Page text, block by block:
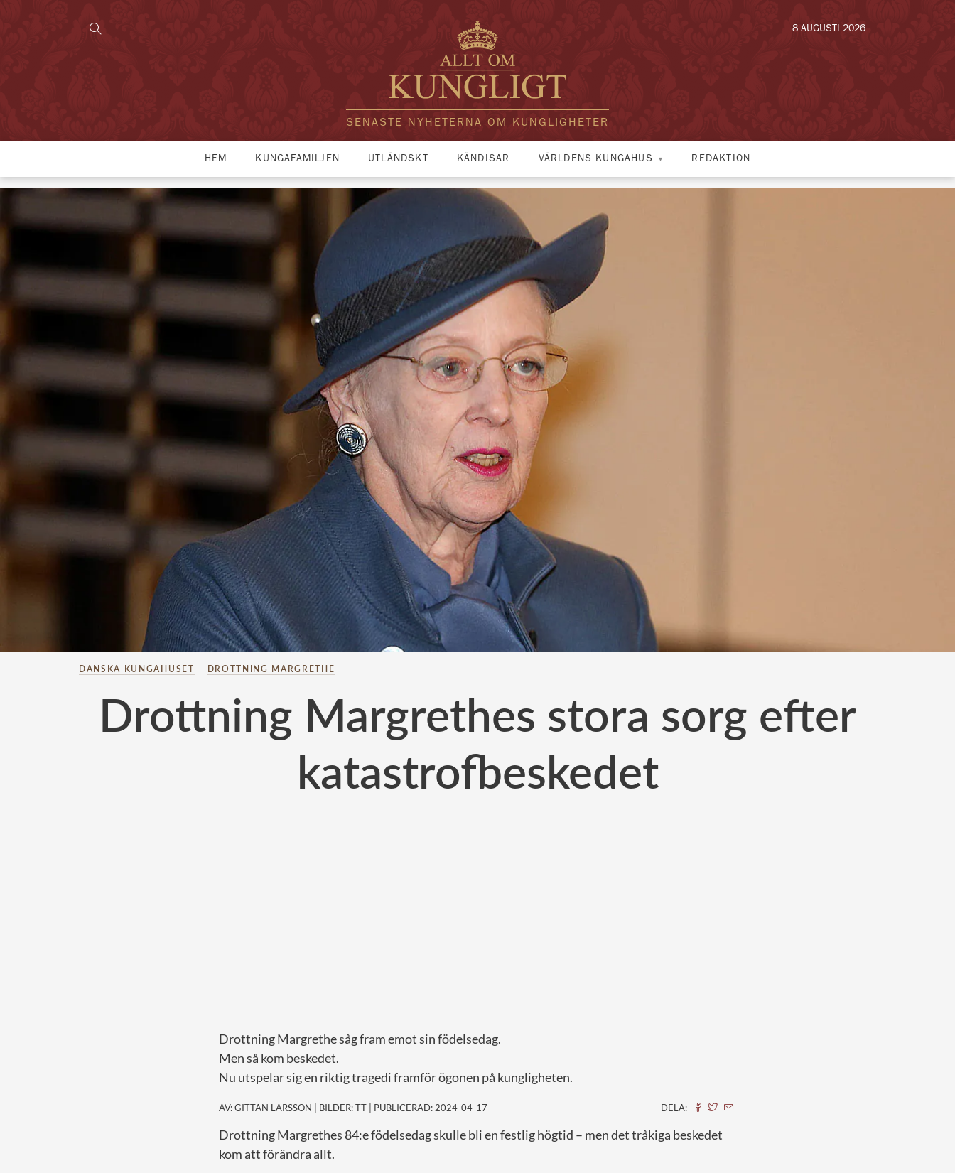
SENASTE NYHETERNA OM KUNGLIGHETER
8 AUGUSTI 2026
HEM KUNGAFAMILJEN UTLÄNDSKT KÄNDISAR VÄRLDENS KUNGAHUS REDAKTION
DANSKA KUNGAHUSET – DROTTNING MARGRETHE
Drottning Margrethes stora sorg efter
katastrofbeskedet
Drottning Margrethe såg fram emot sin födelsedag.
Men så kom beskedet.
Nu utspelar sig en riktig tragedi framför ögonen på kungligheten.
AV: GITTAN LARSSON | BILDER: TT | PUBLICERAD: 2024-04-17 DELA:
Drottning Margrethes 84:e födelsedag skulle bli en festlig högtid – men det tråkiga beskedet
kom att förändra allt.